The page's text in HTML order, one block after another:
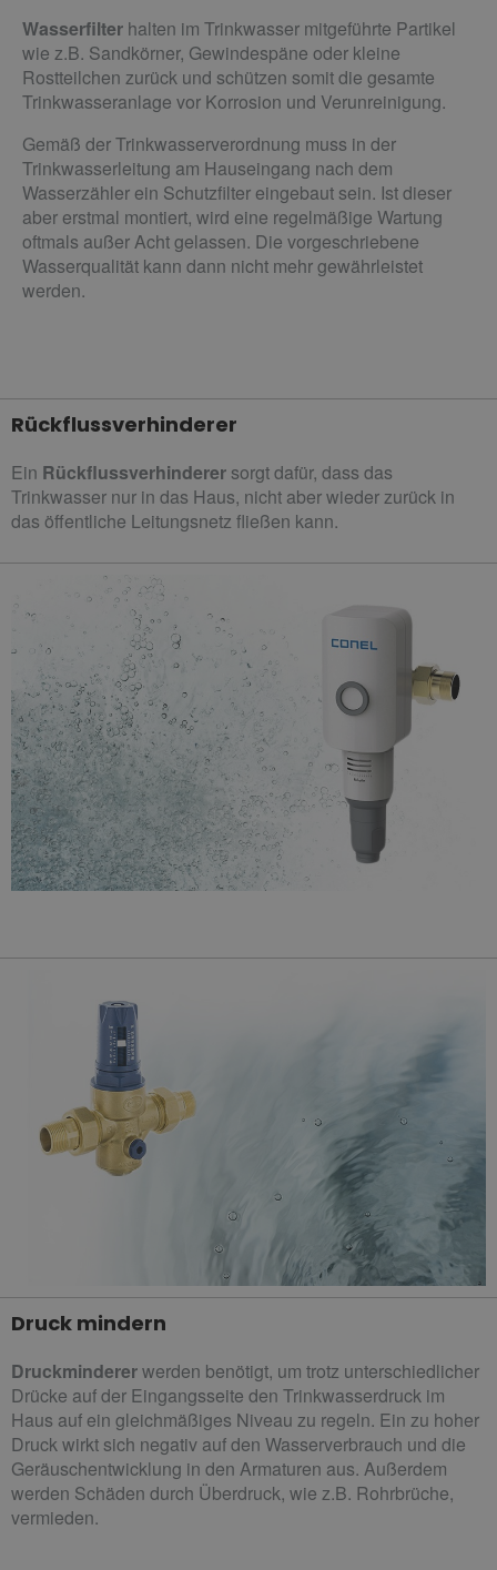
Wasserfilter halten im Trinkwasser mitgeführte Partikel
wie z.B. Sandkörner, Gewindespäne oder kleine
Rostteilchen zurück und schützen somit die gesamte
Trinkwasseranlage vor Korrosion und Verunreinigung.
Gemäß der Trinkwasserverordnung muss in der
Trinkwasserleitung am Hauseingang nach dem
Wasserzähler ein Schutzfilter eingebaut sein. Ist dieser
aber erstmal montiert, wird eine regelmäßige Wartung
oftmals außer Acht gelassen. Die vorgeschriebene
Wasserqualität kann dann nicht mehr gewährleistet
werden.
Rückflussverhinderer
Ein Rückflussverhinderer sorgt dafür, dass das
Trinkwasser nur in das Haus, nicht aber wieder zurück in
das öffentliche Leitungsnetz fließen kann.
Druck mindern
Druckmindererwerden benötigt, um trotz unterschiedlicher
Drücke auf der Eingangsseite den Trinkwasserdruck im
Haus auf ein gleichmäßiges Niveau zu regeln. Ein zu hoher
Druck wirkt sich negativ auf den Wasserverbrauch und die
Geräuschentwicklung in den Armaturen aus. Außerdem
werden Schäden durch Überdruck, wie z.B. Rohrbrüche,
vermieden.